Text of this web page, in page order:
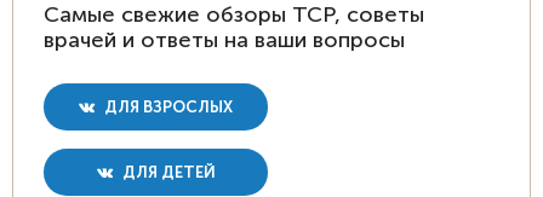
Самые свежие обзоры ТСР, советы
врачей и ответы на ваши вопросы
ДЛЯ ВЗРОСЛЫХ
ДЛЯ ДЕТЕЙ